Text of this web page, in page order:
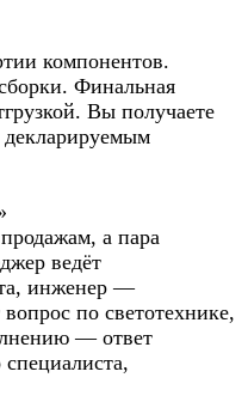
компонентов.
Финальная
Вы получаете
декларируемым
а пара
ведёт
инженер —
по светотехнике,
— ответ